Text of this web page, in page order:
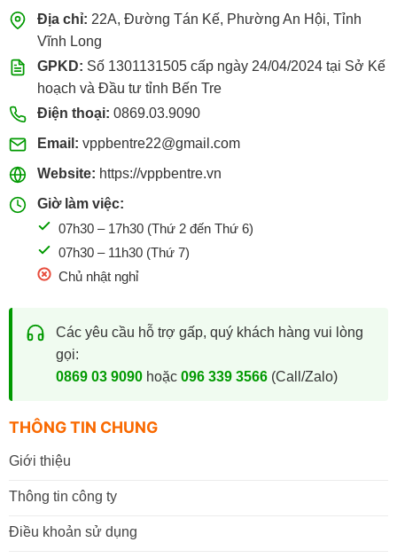
Địa chỉ: 22A, Đường Tán Kế, Phường An Hội, Tỉnh
Vĩnh Long
GPKD: Số 1301131505 cấp ngày 24/04/2024 tại Sở Kế
hoạch và Đầu tư tỉnh Bến Tre
Điện thoại: 0869.03.9090
Email: vppbentre22@gmail.com
Website: https://vppbentre.vn
Giờ làm việc:
07h30 – 17h30 (Thứ 2 đến Thứ 6)
07h30 – 11h30 (Thứ 7)
Chủ nhật nghỉ
Các yêu cầu hỗ trợ gấp, quý khách hàng vui lòng
gọi:
0869 03 9090hoặc 096 339 3566(Call/Zalo)
THÔNG TIN CHUNG
Giới thiệu
Thông tin công ty
Điều khoản sử dụng